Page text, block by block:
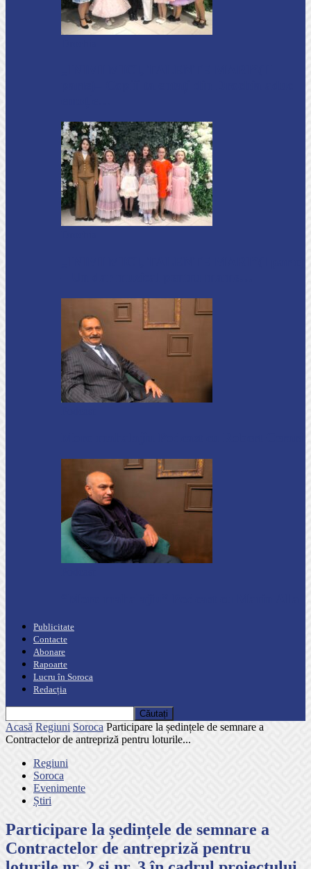
Publicitate
Contacte
Abonare
Rapoarte
Lucru în Soroca
Redacția
Acasă Regiuni Soroca Participare la ședințele de semnare a
Contractelor de antrepriză pentru loturile...
Regiuni
Soroca
Evenimente
Știri
Participare la ședințele de semnare a
Contractelor de antrepriză pentru